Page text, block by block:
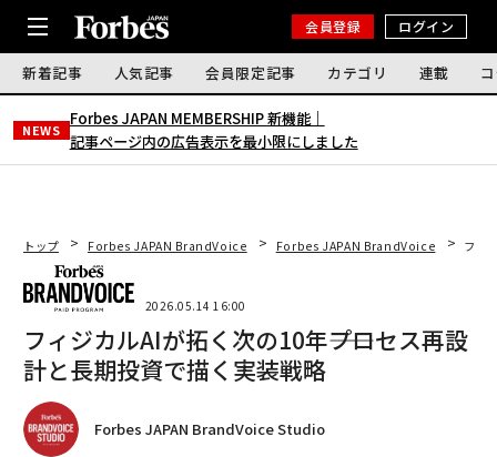
会員登録 ログイン
新着記事 人気記事 会員限定記事 カテゴリ 連載
NEWS
Forbes JAPAN MEMBERSHIP 新機能｜
記事ページ内の広告表示を最小限にしました
トップ Forbes JAPAN BrandVoice Forbes JAPAN BrandVoice フィ
2026.05.14 16:00
フィジカルAIが拓く次の10年――プロセス再設
計と長期投資で描く実装戦略
Forbes JAPAN BrandVoice Studio